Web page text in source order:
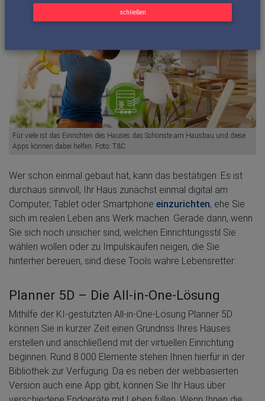
schließen
Für viele ist das Einrichten des Hauses das Schönste am Hausbau und diese
Apps können dabei helfen. Foto: T&C
Wer schon einmal gebaut hat, kann das bestätigen: Es ist
durchaus sinnvoll, Ihr Haus zunächst einmal digital am
Computer, Tablet oder Smartphone einzurichten, ehe Sie
sich im realen Leben ans Werk machen. Gerade dann, wenn
Sie sich noch unsicher sind, welchen Einrichtungsstil Sie
wählen wollen oder zu Impulskäufen neigen, die Sie
hinterher bereuen, sind diese Tools wahre Lebensretter:
Planner 5D – Die All-in-One-Lösung
Mithilfe der KI-gestützten All-in-One-Lösung Planner 5D
können Sie in kurzer Zeit einen Grundriss Ihres Hauses
erstellen und anschließend mit der virtuellen Einrichtung
beginnen. Rund 8.000 Elemente stehen Ihnen hierfür in der
Bibliothek zur Verfügung. Da es neben der webbasierten
Version auch eine App gibt, können Sie Ihr Haus über